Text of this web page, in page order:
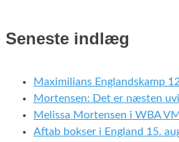
Seneste indlæg
Maximilians Englandskamp
Mortensen: Det er næsten
Melissa Mortensen i WBA
Aftab bokser i England 15.